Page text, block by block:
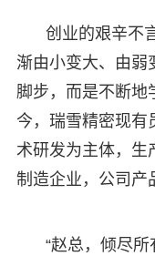
创业的艰辛不
渐由小变大、由弱
脚步，而是不断地
今，瑞雪精密现有
术研发为主体，生
制造企业，公司产
“赵总，倾尽